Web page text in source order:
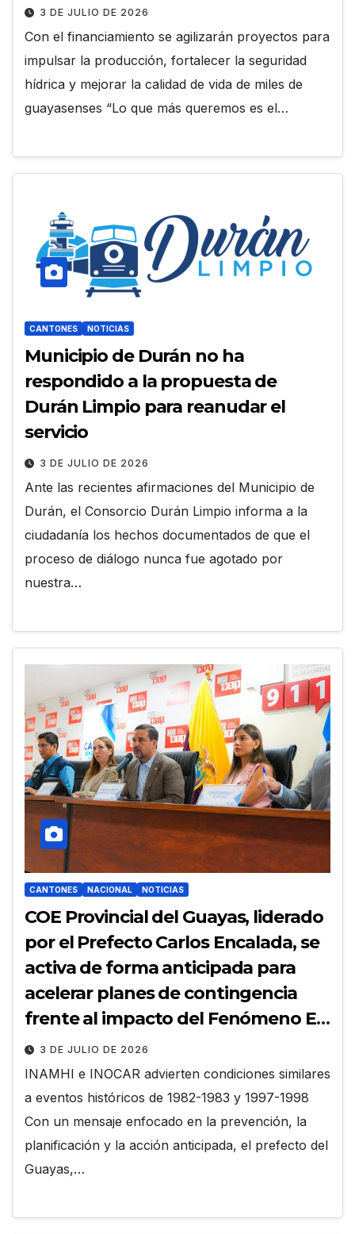
3 DE JULIO DE 2026
Con el financiamiento se agilizarán proyectos para
impulsar la producción, fortalecer la seguridad
hídrica y mejorar la calidad de vida de miles de
guayasenses “Lo que más queremos es el…
CANTONES NOTICIAS
Municipio de Durán no ha
respondido a la propuesta de
Durán Limpio para reanudar el
servicio
3 DE JULIO DE 2026
Ante las recientes afirmaciones del Municipio de
Durán, el Consorcio Durán Limpio informa a la
ciudadanía los hechos documentados de que el
proceso de diálogo nunca fue agotado por
nuestra…
CANTONES NACIONAL NOTICIAS
COE Provincial del Guayas, liderado
por el Prefecto Carlos Encalada, se
activa de forma anticipada para
acelerar planes de contingencia
frente al impacto del Fenómeno El
Niño
3 DE JULIO DE 2026
INAMHI e INOCAR advierten condiciones similares
a eventos históricos de 1982-1983 y 1997-1998
Con un mensaje enfocado en la prevención, la
planificación y la acción anticipada, el prefecto del
Guayas,…